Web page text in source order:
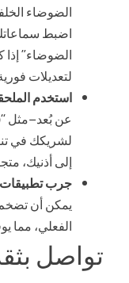
الضوضاء
اضبط
الضوضاء” إذا
لتعديلات
استخدم
لشريكك في
إلى أذنيك،
جرب
يمكن أن
الفعلي، مما
تواصل